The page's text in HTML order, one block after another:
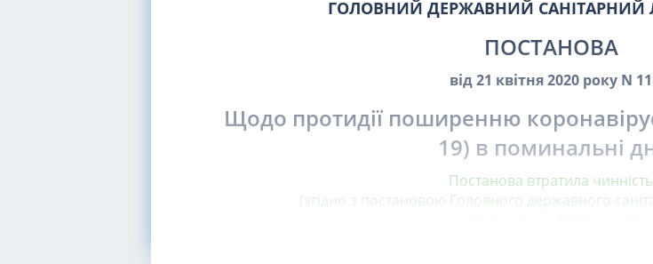
ГОЛОВНИЙ ДЕРЖАВНИЙ САНІТАРНИЙ
ПОСТАНОВА
від 21 квітня 2020 року N 11
Щодо протидії поширенню
19) в поминальні
Постанова втратила чинність
(згідно з постановою Головного державного